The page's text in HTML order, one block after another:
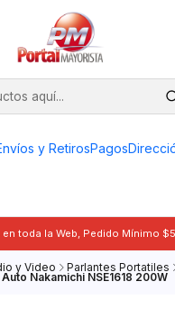
y RetirosPagos
en toda la Web, Pedido Mínimo
y Video Parlantes Portatiles
Nakamichi NSE1618 200W